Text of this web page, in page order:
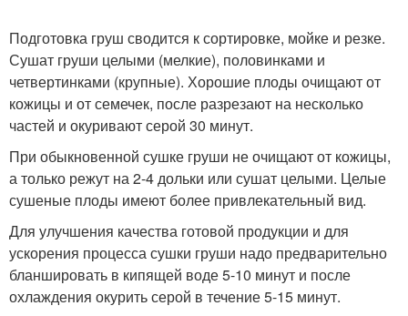
Подготовка груш сводится к сортировке, мойке и резке.
Сушат груши целыми (мелкие), половинками и
четвертинками (крупные). Хорошие плоды очищают от
кожицы и от семечек, после разрезают на несколько
частей и окуривают серой 30 минут.
При обыкновенной сушке груши не очищают от кожицы,
а только режут на 2-4 дольки или сушат целыми. Целые
сушеные плоды имеют более привлекательный вид.
Для улучшения качества готовой продукции и для
ускорения процесса сушки груши надо предварительно
бланшировать в кипящей воде 5-10 минут и после
охлаждения окурить серой в течение 5-15 минут.